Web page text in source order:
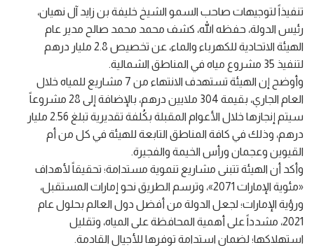
تنفيذاً لتوجيهات صاحب السمو الشيخ خليفة بن زايد آل نهيان،
رئيس الدولة، حفظه الله، كشف محمد محمد صالح مدير عام
الهيئة الاتحادية للكهرباء والماء، عن تخصيص 2.8 مليار درهم
لتنفيذ 35 مشروع مياه في المناطق الشمالية.
وأوضح إن الهيئة تستهدف الانتهاء من 7 مشاريع للمياه خلال
العام الجاري، بقيمة 304 ملايين درهم، بالإضافة إلى 28 مشروعاً
سيتم إنجازها خلال الأعوام المقبلة بكُلفة تقديرية تبلغ 2.56 مليار
درهم، وذلك في كافة المناطق التابعة للهيئة في كل من أم
القيوين وعجمان ورأس الخيمة والفجيرة.
وأكد أن الهيئة تتبنى مشاريع تنموية مستدامة؛ تحقيقاً لأهداف
«مئوية الإمارات 2071»، وترسم الطريق نحو إمارات المستقبل،
ورؤية الإمارات؛ لجعل الدولة من أفضل دول العالم بحلول عام
2021، مشدداً على أهمية المحافظة على المياه، وتقليل
استهلاكها؛ لضمان استدامة توفرها للأجيال القادمة.